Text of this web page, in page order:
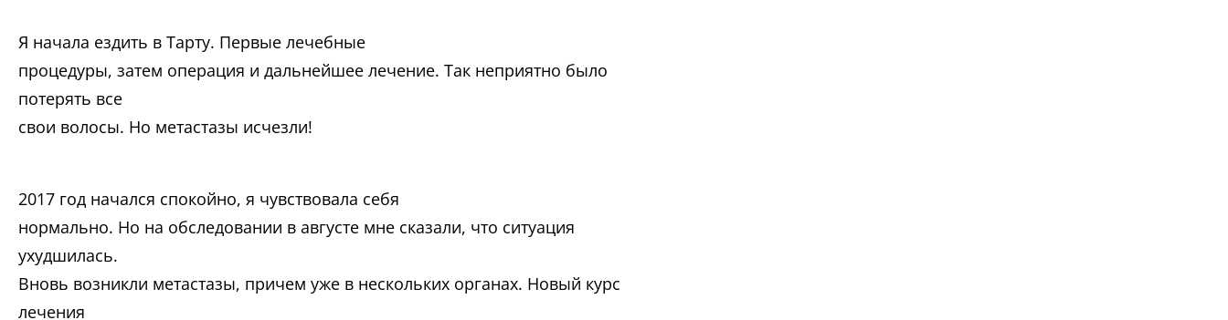
Я начала ездить в Тарту. Первые лечебные
процедуры, затем операция и дальнейшее лечение. Так неприятно было
потерять все
свои волосы. Но метастазы исчезли!
2017 год начался спокойно, я чувствовала себя
нормально. Но на обследовании в августе мне сказали, что ситуация
ухудшилась.
Вновь возникли метастазы, причем уже в нескольких органах. Новый курс
лечения